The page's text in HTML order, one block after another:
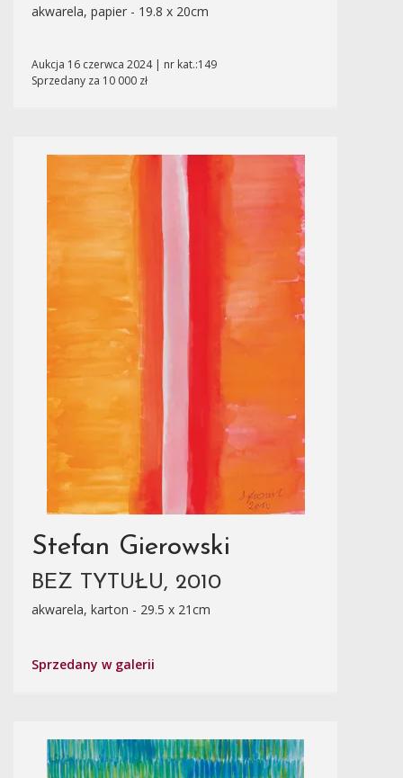
akwarela, papier - 19.8 x 20cm
Aukcja 16 czerwca 2024 | nr kat.:149
Sprzedany za 10 000 zł
Stefan Gierowski
BEZ TYTUŁU, 2010
akwarela, karton - 29.5 x 21cm
Sprzedany w galerii